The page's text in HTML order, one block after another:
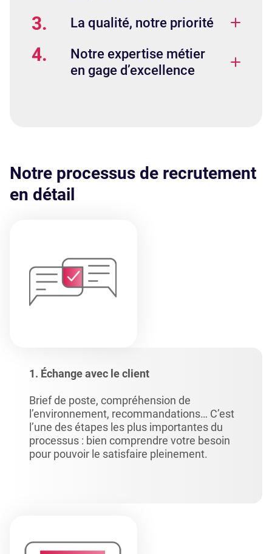
3. La qualité, notre priorité
4.
Notre expertise métier
en gage d’excellence
Notre processus de recrutement
en détail
1. Échange avec le client
Brief de poste, compréhension de
l’environnement, recommandations… C’est
l’une des étapes les plus importantes du
processus : bien comprendre votre besoin
pour pouvoir le satisfaire pleinement.